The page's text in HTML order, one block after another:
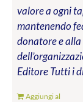
valore a ogni
mantenendo
donatore e
EditoreTutti i
Aggiungi al